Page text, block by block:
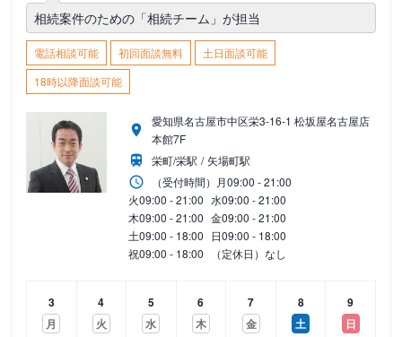
相続案件のための「相続チーム」が担当
電話相談可能 初回面談無料
土日面談可能
18時以降面談可能
愛知県名古屋市中区栄3-16-1 松坂屋名古屋店
本館7F
栄町/栄駅
矢場町駅
（受付時間） 月09:00 - 21:00
火09:00 - 21:00 水09:00 - 21:00
木09:00 - 21:00 金09:00 - 21:00
土09:00 - 18:00 日09:00 - 18:00
祝09:00 - 18:00 （定休日）なし
3
月
4
火
5
水
6
木
7
金
8
土
9
日